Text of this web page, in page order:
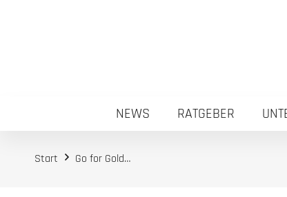
NEWS RATGEBER
Start Go for Gold…